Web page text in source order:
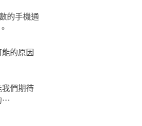
的手機通
能的原因
我們期待
⋯